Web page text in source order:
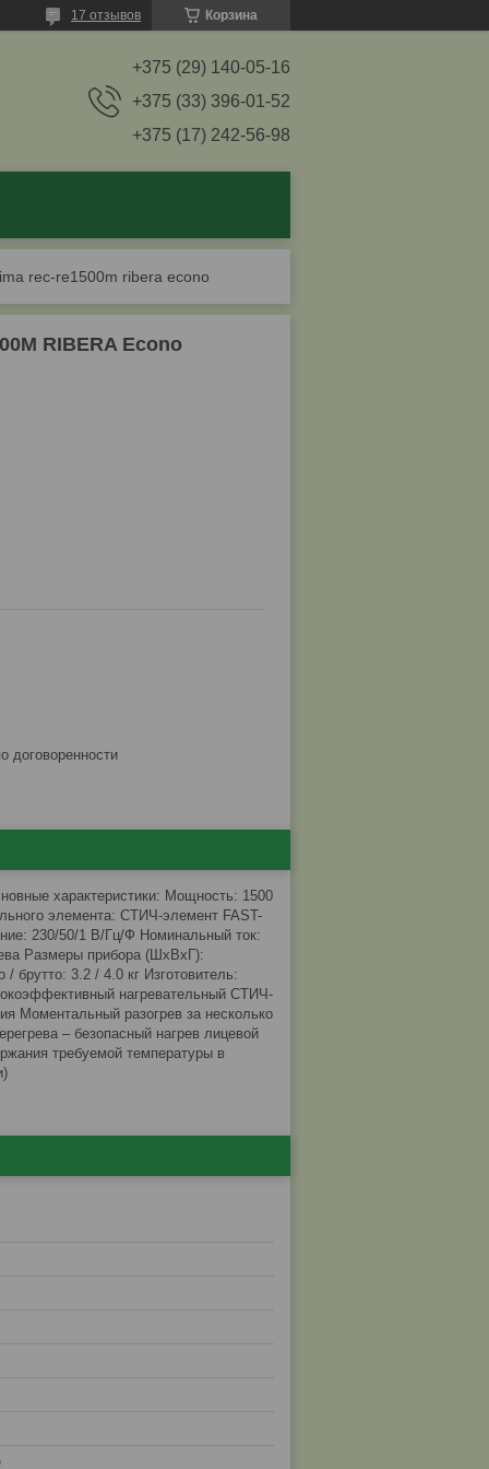
Корзина
17 отзывов
+375 (29) 140-05-16
+375 (33) 396-01-52
+375 (17) 242-56-98
rec-re1500m ribera econo
RIBERA Econo
договоренности
характеристики: Мощность: 1500
элемента: СТИЧ-элемент FAST-
230/50/1 В/Гц/Ф Номинальный ток:
Размеры прибора (ШхВхГ):
брутто: 3.2 / 4.0 кг Изготовитель:
нагревательный СТИЧ-
Моментальный разогрев за несколько
– безопасный нагрев лицевой
требуемой температуры в